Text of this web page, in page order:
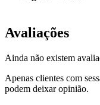
Avaliações
Ainda não existem
Apenas clientes com
podem deixar opinião.